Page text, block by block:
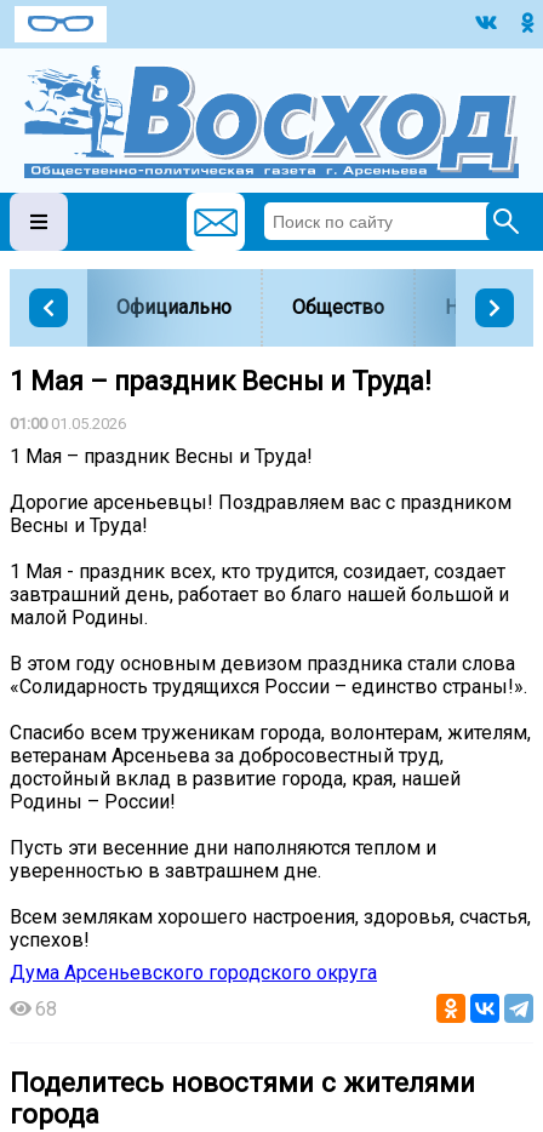
Официально Общество Наука и
1 Мая – праздник Весны и Труда!
01:0001.05.2026
1 Мая – праздник Весны и Труда!
Дорогие арсеньевцы! Поздравляем вас с праздником
Весны и Труда!
1 Мая - праздник всех, кто трудится, созидает, создает
завтрашний день, работает во благо нашей большой и
малой Родины.
В этом году основным девизом праздника стали слова
«Солидарность трудящихся России – единство страны!».
Спасибо всем труженикам города, волонтерам, жителям,
ветеранам Арсеньева за добросовестный труд,
достойный вклад в развитие города, края, нашей
Родины – России!
Пусть эти весенние дни наполняются теплом и
уверенностью в завтрашнем дне.
Всем землякам хорошего настроения, здоровья, счастья,
успехов!
Дума Арсеньевского городского округа
68
Поделитесь новостями с жителями
города